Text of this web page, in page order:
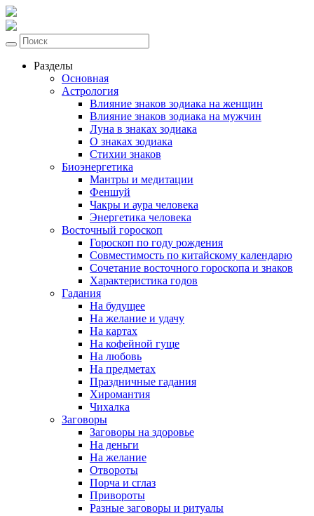
Разделы
Основная
Астрология
Влияние знаков зодиака на женщин
Влияние знаков зодиака на мужчин
Луна в знаках зодиака
О знаках зодиака
Стихии знаков
Биоэнергетика
Мантры и медитации
Феншуй
Чакры и аура человека
Энергетика человека
Восточный гороскоп
Гороскоп по году рождения
Совместимость по китайскому календарю
Сочетание восточного гороскопа и знаков
Характеристика годов
Гадания
На будущее
На желание и удачу
На картах
На кофейной гуще
На любовь
На предметах
Праздничные гадания
Хиромантия
Чихалка
Заговоры
Заговоры на здоровье
На деньги
На желание
Отвороты
Порча и сглаз
Привороты
Разные заговоры и ритуалы